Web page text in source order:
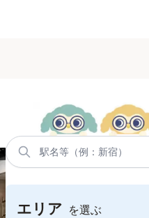
エリア を選ぶ